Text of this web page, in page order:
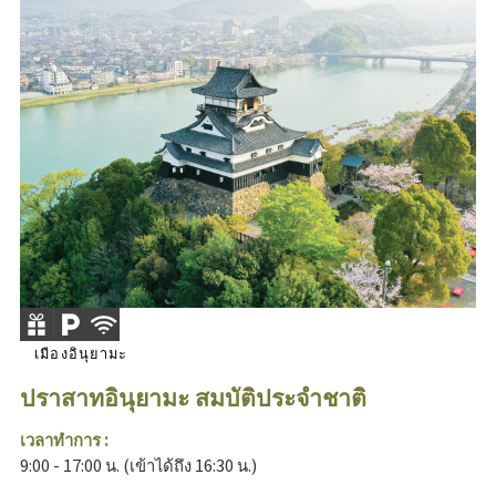
เมืองอินุยามะ
ปราสาทอินุยามะ สมบัติประจำชาติ
เวลาทำการ :
9:00 - 17:00 น. (เข้าได้ถึง 16:30 น.)